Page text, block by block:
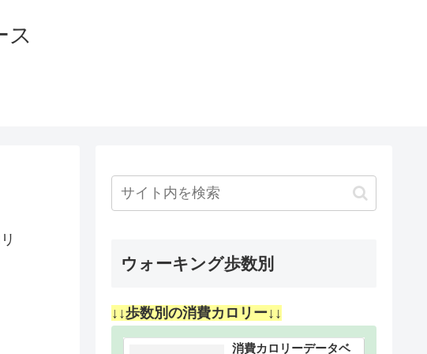
ス
ウォーキング歩数別
↓↓歩数別の消費カロリー↓↓
消費カロリーデータベ